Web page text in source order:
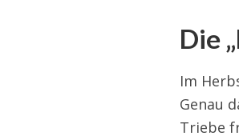
Die
Im
Genau
Triebe